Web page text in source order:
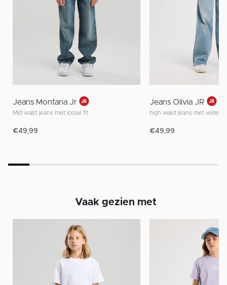
Jeans Montana Jr
Mid waist jeans met loose fit
€49,99
Jeans Olivia JR
high waist jeans met wide fit
€49,99
Vaak gezien met